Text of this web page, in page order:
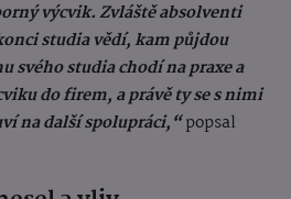
výcvik. Zvláště absolventi
studia vědí, kam půjdou
svého studia chodí na praxe a
do firem, a právě ty se s nimi
na další spolupráci,“popsal